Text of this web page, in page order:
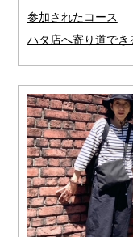
参加されたコース
ハタ店へ寄り道で